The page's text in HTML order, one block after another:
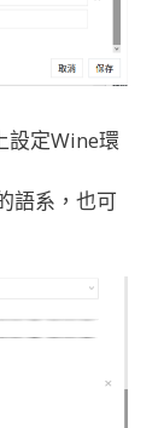
設定Wine環
語系，也可